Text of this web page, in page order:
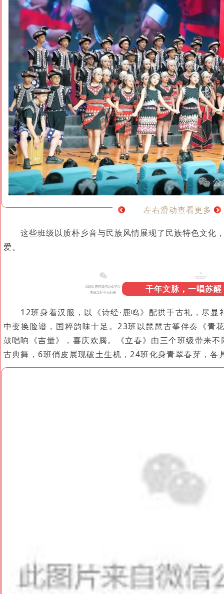
左右滑动查看更多
这些班级以质朴乡音与民族风情展现了民族特色文化
爱。
千年文脉，一唱苏醒
12班身着汉服，以《诗经·鹿鸣》配拱手古礼，尽
中变换脸谱，国粹韵味十足。23班以琵琶古筝伴奏《青
鼓唱响《吉量》，喜庆欢腾。
《立春》由三个班级带来
古典舞，6班俏皮展现破土生机，24班化身青翠春芽，各